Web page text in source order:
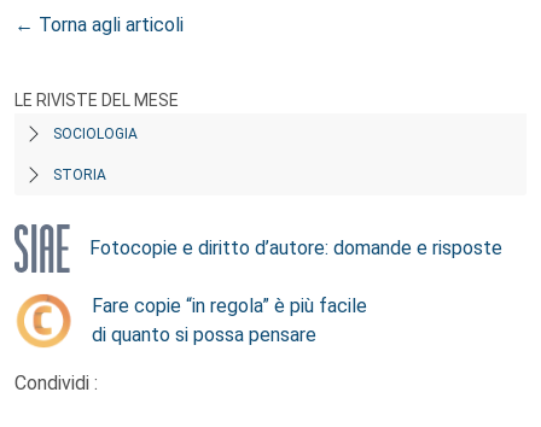
← Torna agli articoli
LE RIVISTE DEL MESE
SOCIOLOGIA
STORIA
Fotocopie e diritto d’autore: domande e risposte
Fare copie “in regola” è più facile
di quanto si possa pensare
Condividi :